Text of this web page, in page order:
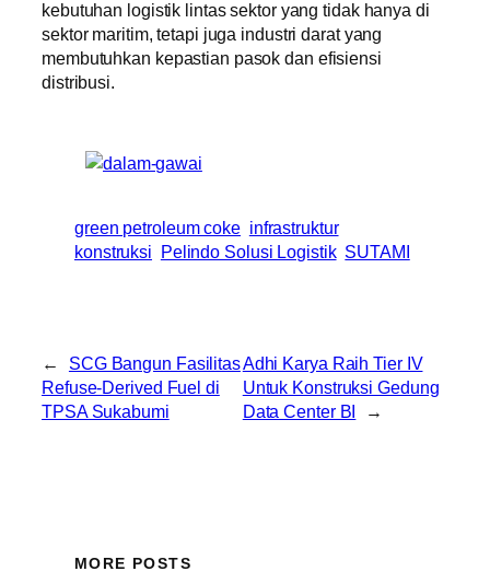
kebutuhan logistik lintas sektor yang tidak hanya di
sektor maritim, tetapi juga industri darat yang
membutuhkan kepastian pasok dan efisiensi
distribusi.
green petroleum coke infrastruktur
konstruksi Pelindo Solusi Logistik SUTAMI
←
SCG Bangun Fasilitas
Refuse-Derived Fuel di
TPSA Sukabumi
Adhi Karya Raih Tier IV
Untuk Konstruksi Gedung
Data Center BI
→
MORE POSTS